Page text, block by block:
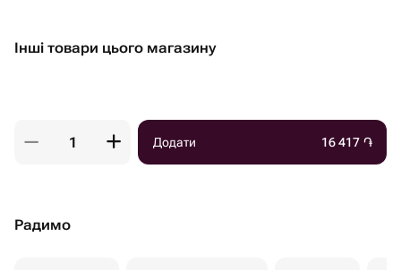
Інші товари цього магазину
Додати 16 417 ֏
Радимо